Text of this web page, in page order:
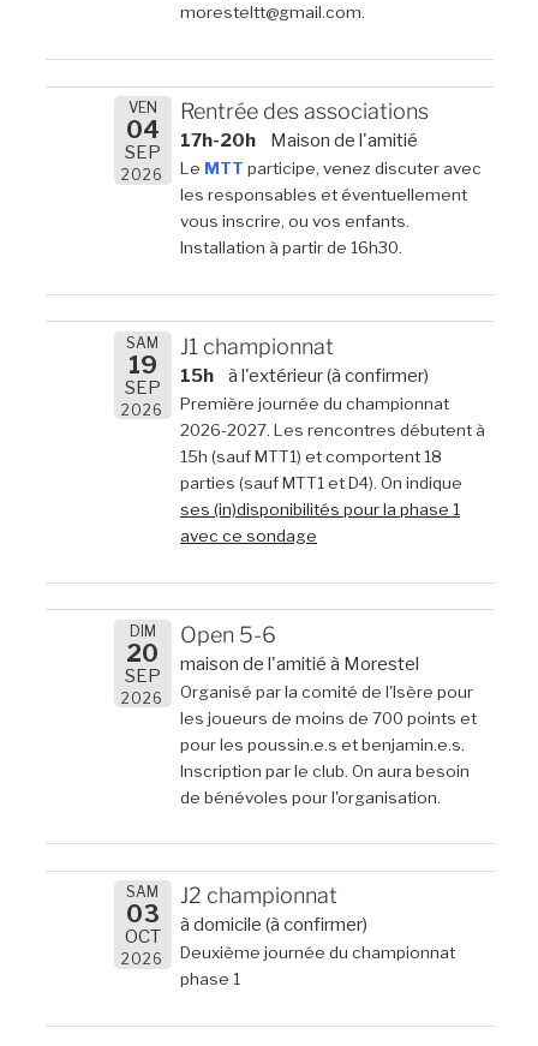
moresteltt@gmail.com.
VEN
04
SEP
2026
Rentrée des associations
17h-20h Maison de l'amitié
Le MTT participe, venez discuter avec
les responsables et éventuellement
vous inscrire, ou vos enfants.
Installation à partir de 16h30.
SAM
19
SEP
2026
J1 championnat
15h à l'extérieur (à confirmer)
Première journée du championnat
2026-2027. Les rencontres débutent à
15h (sauf MTT1) et comportent 18
parties (sauf MTT1 et D4). On indique
ses (in)disponibilités pour la phase 1
avec ce sondage
DIM
20
SEP
2026
Open 5-6
maison de l'amitié à Morestel
Organisé par la comité de l'Isère pour
les joueurs de moins de 700 points et
pour les poussin.e.s et benjamin.e.s.
Inscription par le club. On aura besoin
de bénévoles pour l'organisation.
SAM
03
OCT
2026
J2 championnat
à domicile (à confirmer)
Deuxième journée du championnat
phase 1